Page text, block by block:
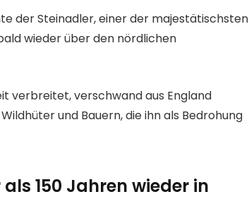
der Steinadler, einer der majestätischsten
wieder über den nördlichen
verbreitet, verschwand aus England
und Bauern, die ihn als Bedrohung
150 Jahren wieder in